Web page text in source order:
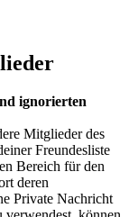
ignorierten
Mitglieder des
Freundesliste
Bereich für den
deren
Private Nachricht